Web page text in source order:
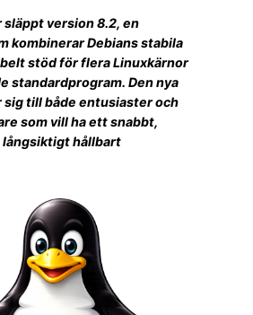
släppt version 8.2, en
kombinerar Debians stabila
stöd för flera Linuxkärnor
standardprogram. Den nya
sig till både entusiaster och
som vill ha ett snabbt,
hållbart